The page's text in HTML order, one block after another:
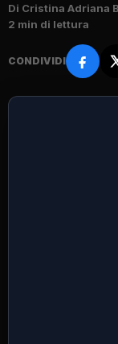
Di Cristina Adriana
2 min di lettura
CONDIVIDI